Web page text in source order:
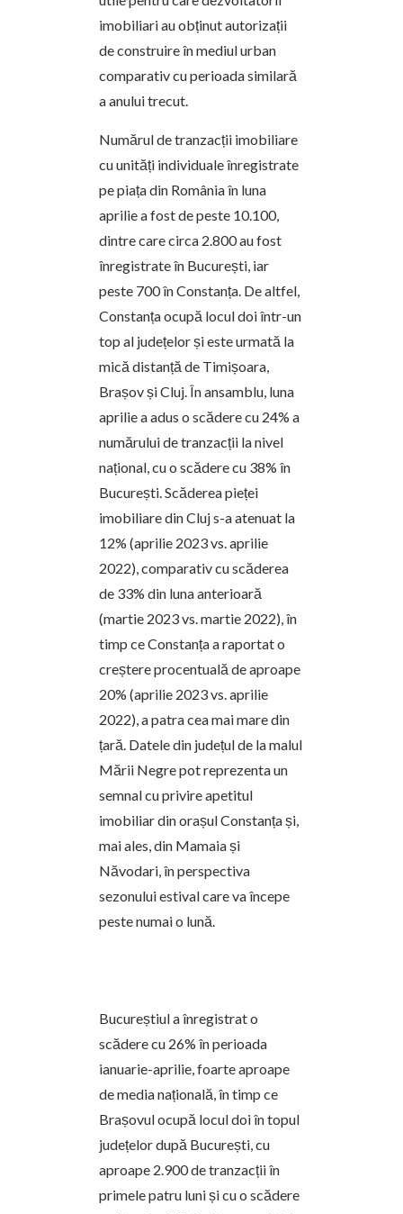
imobiliari au obținut autorizații
de construire în mediul urban
comparativ cu perioada similară
a anului trecut.
Numărul de tranzacții imobiliare
cu unități individuale înregistrate
pe piața din România în luna
aprilie a fost de peste 10.100,
dintre care circa 2.800 au fost
înregistrate în București, iar
peste 700 în Constanța. De altfel,
Constanța ocupă locul doi într-un
top al județelor și este urmată la
mică distanță de Timișoara,
Brașov și Cluj. În ansamblu, luna
aprilie a adus o scădere cu 24% a
numărului de tranzacții la nivel
național, cu o scădere cu 38% în
București. Scăderea pieței
imobiliare din Cluj s-a atenuat la
12% (aprilie 2023 vs. aprilie
2022), comparativ cu scăderea
de 33% din luna anterioară
(martie 2023 vs. martie 2022), în
timp ce Constanța a raportat o
creștere procentuală de aproape
20% (aprilie 2023 vs. aprilie
2022), a patra cea mai mare din
țară. Datele din județul de la malul
Mării Negre pot reprezenta un
semnal cu privire apetitul
imobiliar din orașul Constanța și,
mai ales, din Mamaia și
Năvodari, în perspectiva
sezonului estival care va începe
peste numai o lună.
Bucureștiul a înregistrat o
scădere cu 26% în perioada
ianuarie-aprilie, foarte aproape
de media națională, în timp ce
Brașovul ocupă locul doi în topul
județelor după București, cu
aproape 2.900 de tranzacții în
primele patru luni și cu o scădere